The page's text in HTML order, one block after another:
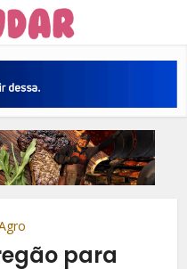
para